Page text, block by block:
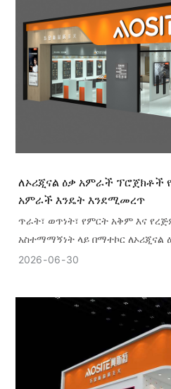
ለኦሪጂናል ዕቃ አምራች ፕሮጀክቶች
አምራች እንዴት እንደሚመረጥ
ጥራት፣ ወጥነት፣ የምርት አቅም እና
አስተማማኝነት ላይ በማተኮር
ዕቃዎች ሃርድዌር አቅራቢ እንዴት
2026 06 30